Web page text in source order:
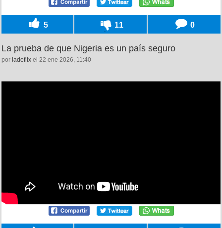
5 11 0
La prueba de que Nigeria es un país seguro
por ladeflix el 22 ene 2026, 11:40